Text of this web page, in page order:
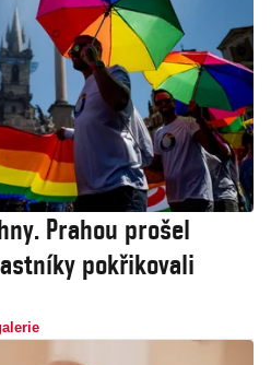
Prahou prošel
pokřikovali